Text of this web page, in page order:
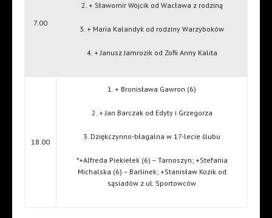
7.00
2. + Sławomir Wójcik od Wacława z rodziną
3. + Maria Kalandyk od rodziny Warzyboków
4. + Janusz Jamrozik od Zofii Anny Kalita
18.00
1. + Bronisława Gawron (6)
2. + Jan Barczak od Edyty i Grzegorza
3. Dziękczynno-błagalna w 17-lecie ślubu
*+Alfreda Piekiełek (6) – Tarnoszyn; +Stefania
Michalska (6) – Barlinek; +Stanisław Kozik od
sąsiadów z ul. Sportowców